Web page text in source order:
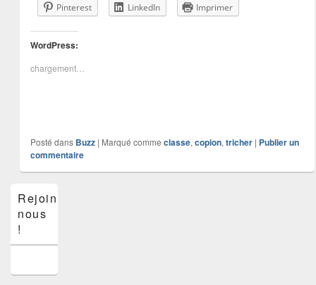
Pinterest
LinkedIn Imprimer
WordPress:
chargement…
Posté dans Buzz | Marqué comme classe, copion, tricher | Publier un
commentaire
principale
de
widget
latérale
Rejoins-
nous
!